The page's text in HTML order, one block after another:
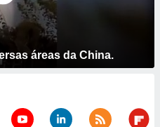
áreas da China.